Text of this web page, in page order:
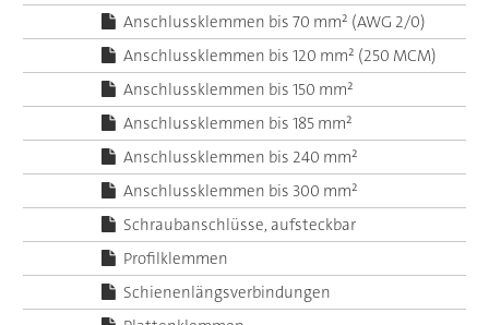
Anschlussklemmen bis 70 mm² (AWG 2/0)
Anschlussklemmen bis 120 mm² (250 MCM)
Anschlussklemmen bis 150 mm²
Anschlussklemmen bis 185 mm²
Anschlussklemmen bis 240 mm²
Anschlussklemmen bis 300 mm²
Schraubanschlüsse, aufsteckbar
Profilklemmen
Schienenlängsverbindungen